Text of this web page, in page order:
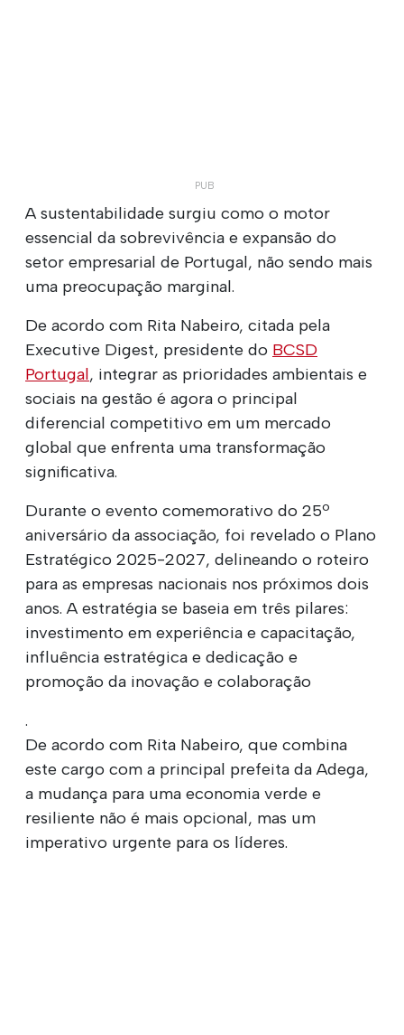
A sustentabilidade surgiu como o motor
essencial da sobrevivência e expansão do
setor empresarial de Portugal, não sendo mais
uma preocupação marginal.
De acordo com Rita Nabeiro, citada pela
Executive Digest, presidente do BCSD
Portugal, integrar as prioridades ambientais e
sociais na gestão é agora o principal
diferencial competitivo em um mercado
global que enfrenta uma transformação
significativa.
Durante o evento comemorativo do 25º
aniversário da associação, foi revelado o Plano
Estratégico 2025-2027, delineando o roteiro
para as empresas nacionais nos próximos dois
anos. A estratégia se baseia em três pilares:
investimento em experiência e capacitação,
influência estratégica e dedicação e
promoção da inovação e colaboração
.
De acordo com Rita Nabeiro, que combina
este cargo com a principal prefeita da Adega,
a mudança para uma economia verde e
resiliente não é mais opcional, mas um
imperativo urgente para os líderes.